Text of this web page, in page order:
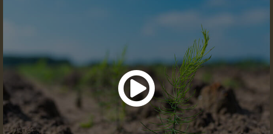
Lunalim F1
Maralim F1
Maxlim F1
Mosalim F1